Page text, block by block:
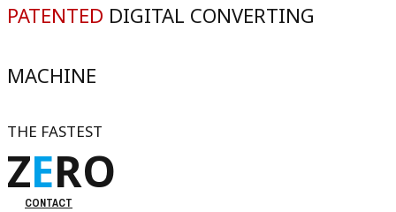
PATENTED DIGITAL CONVERTING
MACHINE
THE FASTEST
ZERO
CONTACT